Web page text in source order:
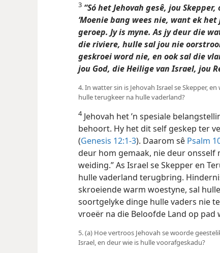
3 “Só het Jehovah gesê, jou
‘Moenie bang wees nie, want ek
geroep. Jy is myne. As jy deur die
die riviere, hulle sal jou nie
geskroei word nie, en ook sal die
jou God, die Heilige van Israel, jou
4. In watter sin is Jehovah Israel se Skepper,
hulle terugkeer na hulle vaderland?
4Jehovah het ’n spesiale
behoort. Hy het dit self geskep ter
(Genesis 12:1-3). Daarom sê Psalm
deur hom gemaak, nie deur onsself
weiding.” As Israel se Skepper en
hulle vaderland terugbring.
skroeiende warm woestyne, sal
soortgelyke dinge hulle vaders nie
vroeër na die Beloofde Land op pad
5. (a) Hoe vertroos Jehovah se woorde
Israel, en deur wie is hulle voorafgeskadu?